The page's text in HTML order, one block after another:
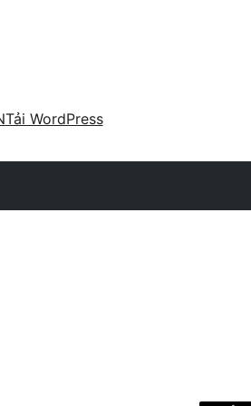
Tải WordPress